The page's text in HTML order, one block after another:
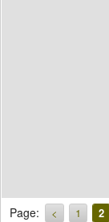
Page: < 1 2